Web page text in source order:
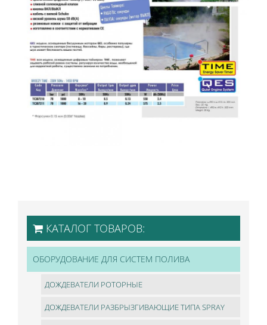
КАТАЛОГ ТОВАРОВ:
ОБОРУДОВАНИЕ ДЛЯ СИСТЕМ ПОЛИВА
ДОЖДЕВАТЕЛИ РОТОРНЫЕ
ДОЖДЕВАТЕЛИ РАЗБРЫЗГИВАЮЩИЕ ТИПА SPRAY